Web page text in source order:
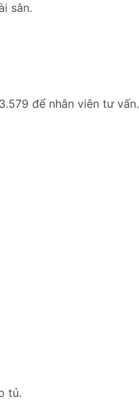
sân.
để nhân viên tư vấn.
tủ.